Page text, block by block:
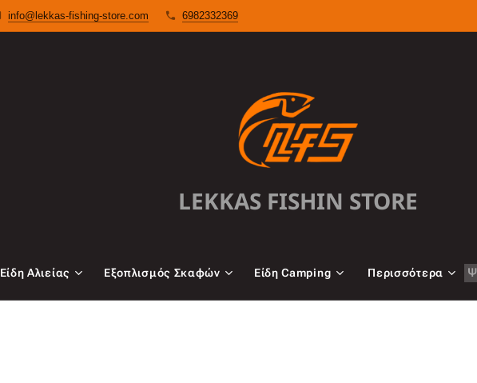
info@lekkas-fishing-store.com 6982332369
LEKKAS FISHIN STORE
Είδη Αλιείας Εξoπλισμός Σκαφών Είδη Camping Περισσότερα